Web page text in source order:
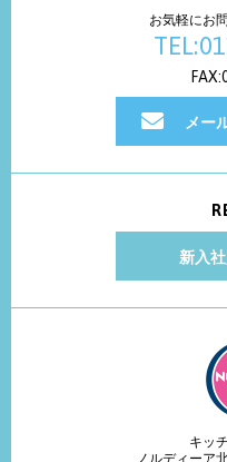
お気軽にお
メー
新入
キッ
ノルディーア